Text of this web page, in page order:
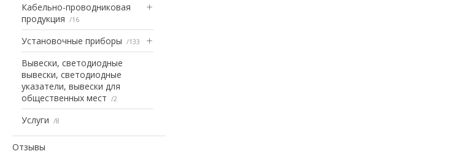
Кабельно-проводниковая
продукция
16
Установочные приборы 133
Вывески, светодиодные
вывески, светодиодные
указатели, вывески для
общественных мест
2
Услуги 8
Отзывы